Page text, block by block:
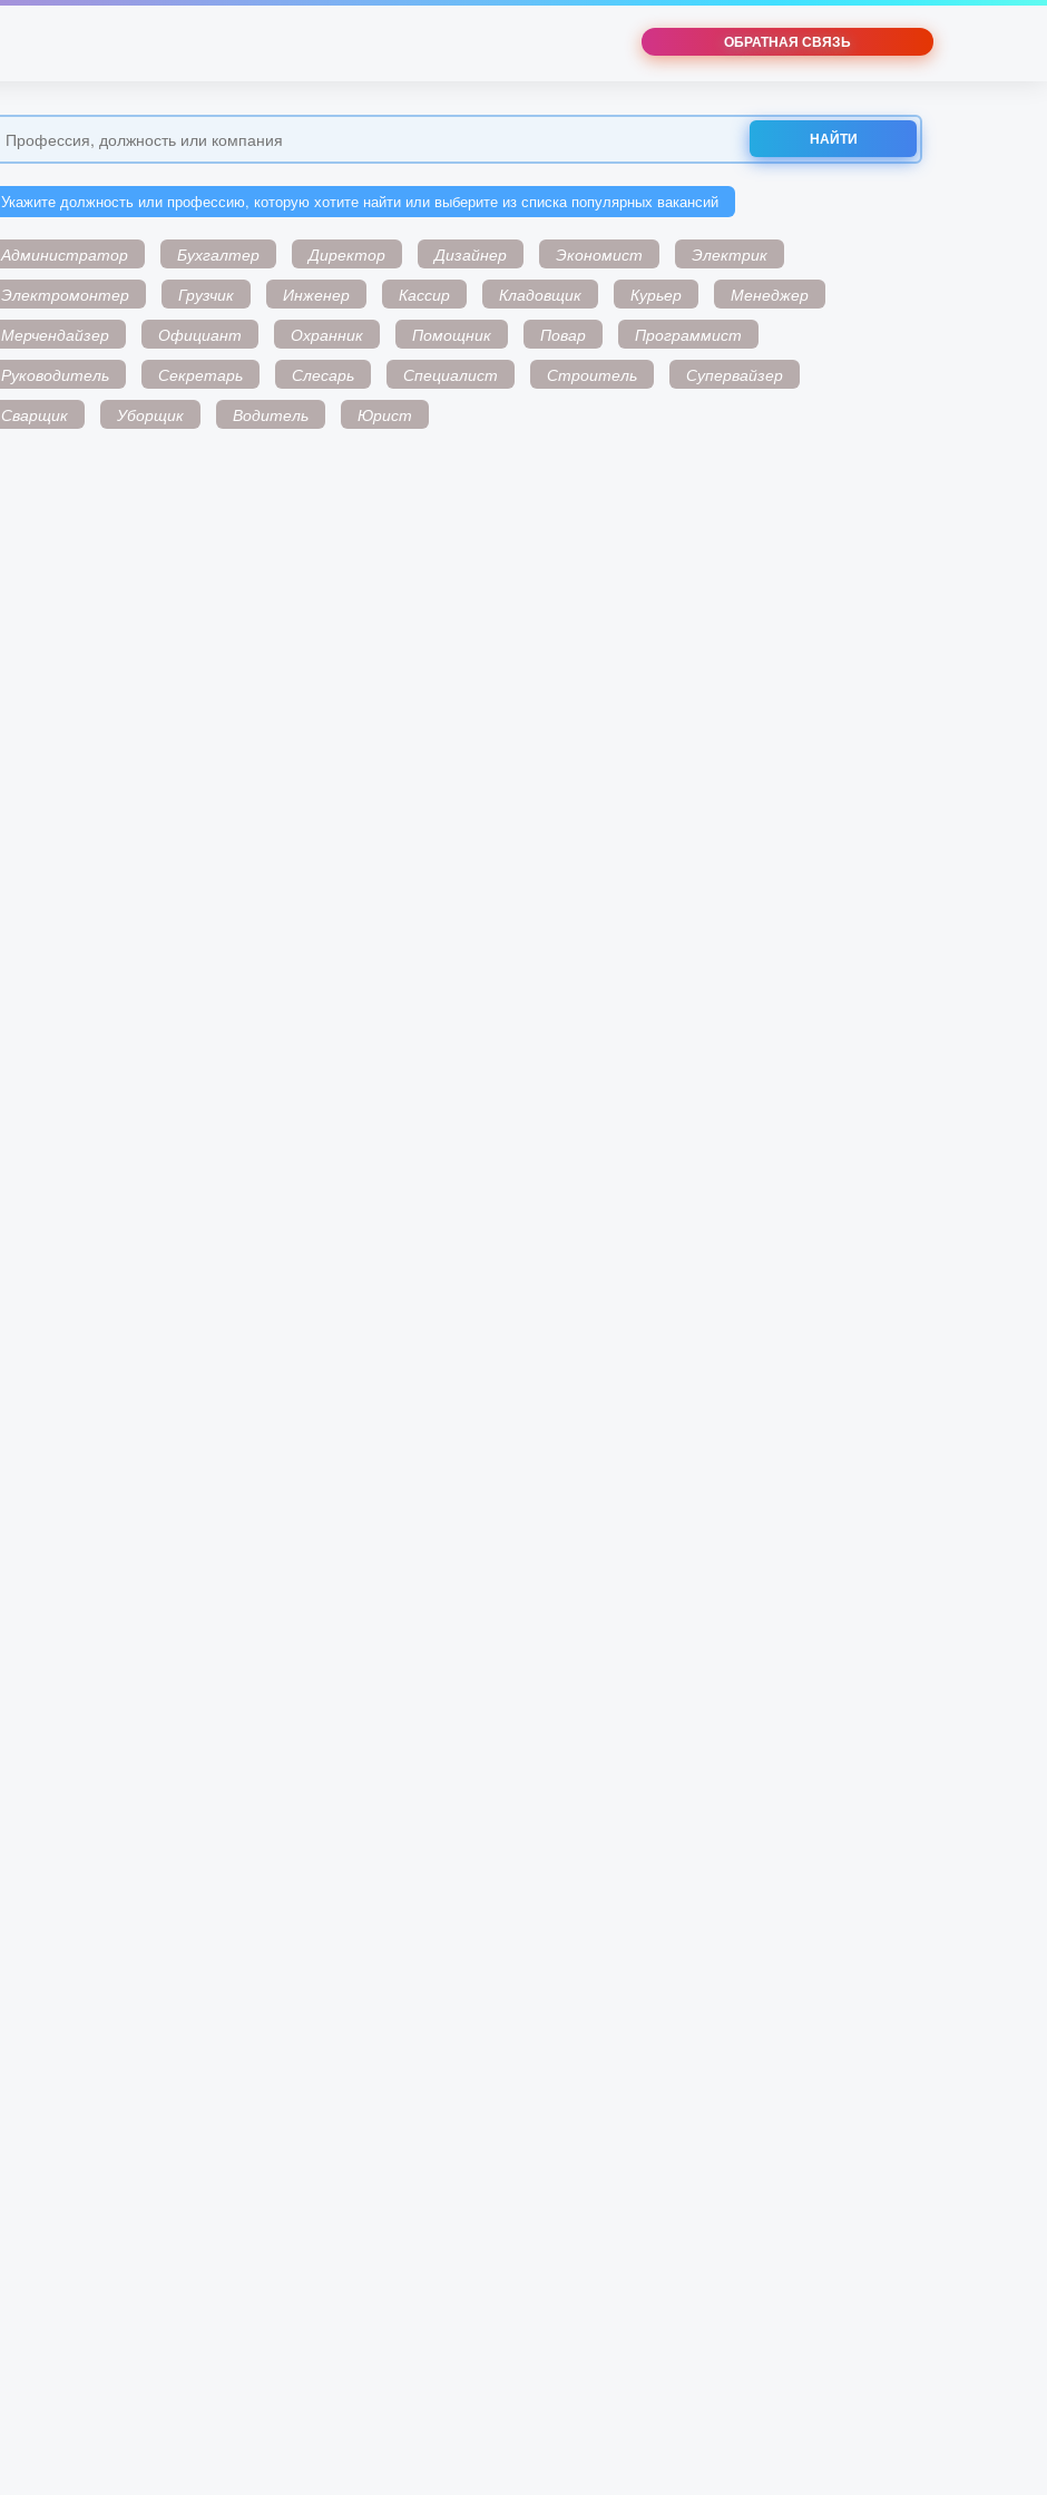
ОБРАТНАЯ СВЯЗЬ
НАЙТИ
Укажите должность или профессию, которую хотите найти или выберите из списка популярных вакансий
Администратор Бухгалтер Директор Дизайнер Экономист
Электрик
Электромонтер
Грузчик Инженер Кассир Кладовщик Курьер
Менеджер
Мерчендайзер
Официант Охранник Помощник Повар
Программист
Руководитель
Секретарь Слесарь Специалист Строитель
Супервайзер
Сварщик
Уборщик Водитель Юрист